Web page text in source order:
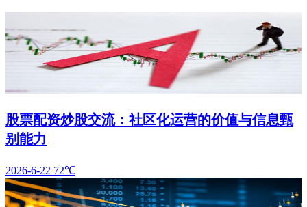
股票配资炒股交流：社区化运营的价值与信息甄
别能力
2026-6-22 72℃